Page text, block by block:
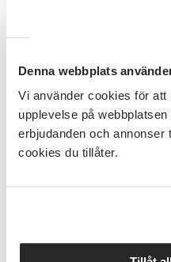
Denna webbplats
Vi använder cookies för
upplevelse på
erbjudanden och
cookies du tillåter.
dödboksskivan och
släktforskning med
material.
Studiematerialet får du
det ingår i kursen.
Onsdagar kl 18-21, med